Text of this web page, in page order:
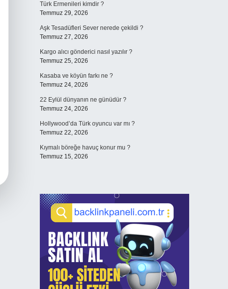
Türk Ermenileri kimdir ?
Temmuz 29, 2026
Aşk Tesadüfleri Sever nerede çekildi ?
Temmuz 27, 2026
Kargo alıcı gönderici nasıl yazılır ?
Temmuz 25, 2026
Kasaba ve köyün farkı ne ?
Temmuz 24, 2026
22 Eylül dünyanın ne günüdür ?
Temmuz 24, 2026
Hollywood’da Türk oyuncu var mı ?
Temmuz 22, 2026
Kıymalı böreğe havuç konur mu ?
Temmuz 15, 2026